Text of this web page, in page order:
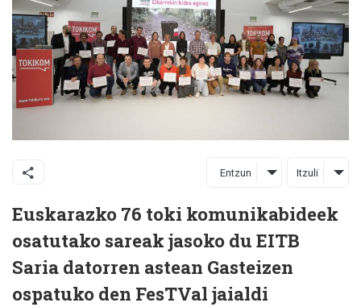
Entzun Itzuli
Euskarazko 76 toki komunikabideek
osatutako sareak jasoko du EITB
Saria datorren astean Gasteizen
ospatuko den FesTVal jaialdi